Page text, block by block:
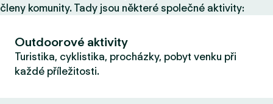
členy komunity. Tady jsou některé společné aktivity:
Outdoorové aktivity
Turistika, cyklistika, procházky, pobyt venku při
každé příležitosti.